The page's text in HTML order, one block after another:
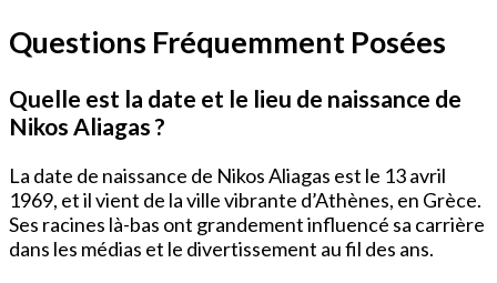
Questions Fréquemment Posées
Quelle est la date et le lieu de naissance de
Nikos Aliagas ?
La date de naissance de Nikos Aliagas est le 13 avril
1969, et il vient de la ville vibrante d’Athènes, en Grèce.
Ses racines là-bas ont grandement influencé sa carrière
dans les médias et le divertissement au fil des ans.